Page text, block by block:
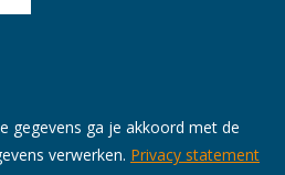
gegevens ga je akkoord met de
verwerken. Privacy statement